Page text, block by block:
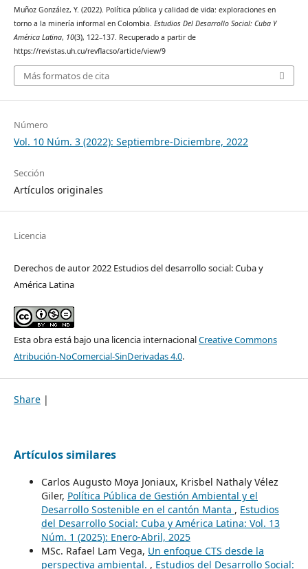
Muñoz González, Y. (2022). Política pública y calidad de vida: exploraciones en
torno a la minería informal en Colombia. Estudios Del Desarrollo Social: Cuba Y
América Latina, 10(3), 122–137. Recuperado a partir de
https://revistas.uh.cu/revflacso/article/view/9
Más formatos de cita
Número
Vol. 10 Núm. 3 (2022): Septiembre-Diciembre, 2022
Sección
Artículos originales
Licencia
Derechos de autor 2022 Estudios del desarrollo social: Cuba y
América Latina
Esta obra está bajo una licencia internacionalCreative Commons
Atribución-NoComercial-SinDerivadas 4.0.
Share |
Artículos similares
Carlos Augusto Moya Joniaux, Krisbel Nathaly Vélez
Giler, Política Pública de Gestión Ambiental y el
Desarrollo Sostenible en el cantón Manta , Estudios
del Desarrollo Social: Cuba y América Latina: Vol. 13
Núm. 1 (2025): Enero-Abril, 2025
MSc. Rafael Lam Vega, Un enfoque CTS desde la
perspectiva ambiental. , Estudios del Desarrollo Social: